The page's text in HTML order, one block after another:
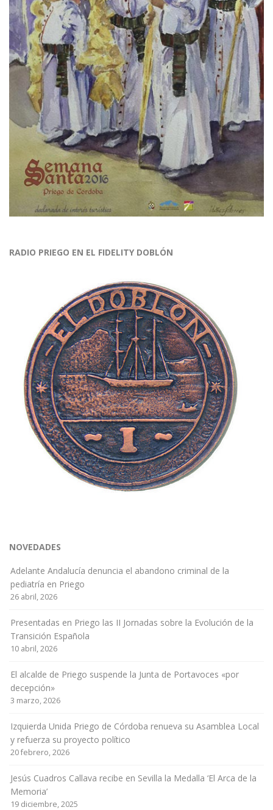
RADIO PRIEGO EN EL FIDELITY DOBLÓN
NOVEDADES
Adelante Andalucía denuncia el abandono criminal de la
pediatría en Priego
26 abril, 2026
Presentadas en Priego las II Jornadas sobre la Evolución de la
Transición Española
10 abril, 2026
El alcalde de Priego suspende la Junta de Portavoces «por
decepción»
3 marzo, 2026
Izquierda Unida Priego de Córdoba renueva su Asamblea Local
y refuerza su proyecto político
20 febrero, 2026
Jesús Cuadros Callava recibe en Sevilla la Medalla ‘El Arca de la
Memoria’
19 diciembre, 2025